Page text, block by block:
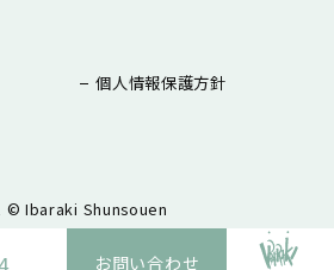
お問い合わせ
個人情報保護方針
© Ibaraki Shunsouen
byTratto Brain.